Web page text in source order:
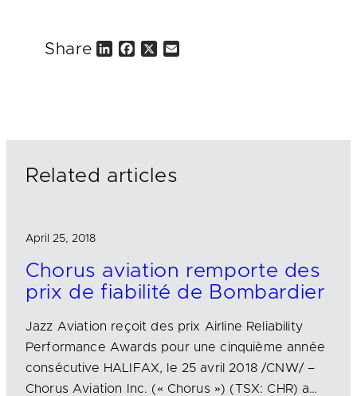
Share
Related articles
April 25, 2018
Chorus aviation remporte des
prix de fiabilité de Bombardier
Jazz Aviation reçoit des prix Airline Reliability
Performance Awards pour une cinquième année
consécutive HALIFAX, le 25 avril 2018 /CNW/ –
Chorus Aviation Inc. (« Chorus ») (TSX: CHR) a…